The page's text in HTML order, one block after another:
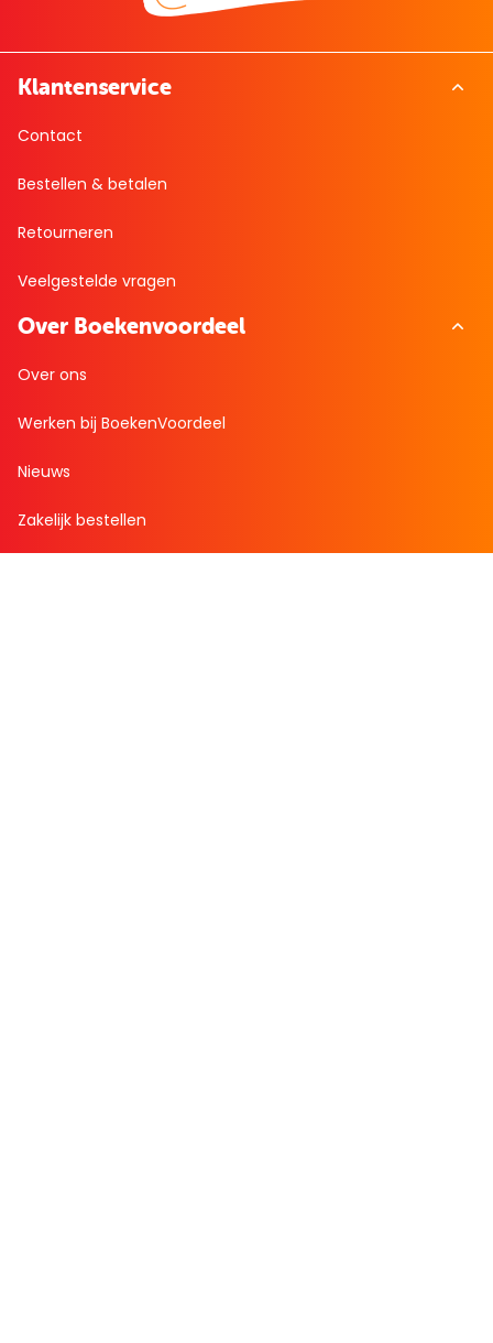
Klantenservice
Contact
Bestellen & betalen
Retourneren
Veelgestelde vragen
Over Boekenvoordeel
Over ons
Werken bij BoekenVoordeel
Nieuws
Zakelijk bestellen